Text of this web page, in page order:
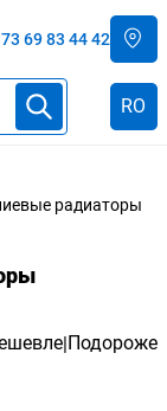
69 83 44 42
RO
радиаторы
|Подороже